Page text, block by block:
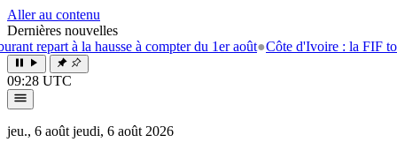
Aller au contenu
Dernières nouvelles
à la hausse à compter du 1er août ●Côte d'Ivoire : la FIF tourne la
09:28 UTC
jeu., 6 août jeudi, 6 août 2026